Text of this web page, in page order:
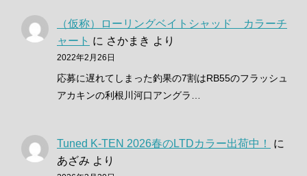
（仮称）ローリングベイトシャッド カラーチ
ャート に さかまき より
2022年2月26日
応募に遅れてしまった釣果の7割はRB55のフラッシュ
アカキンの利根川河口アングラ…
Tuned K-TEN 2026春のLTDカラー出荷中！
に
あざみ より